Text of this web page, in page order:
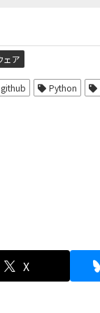
ェア
github Python
X